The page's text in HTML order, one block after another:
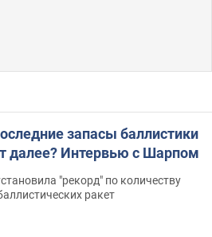
запасы баллистики
далее? Интервью с Шарпом
"рекорд" по количеству
ракет